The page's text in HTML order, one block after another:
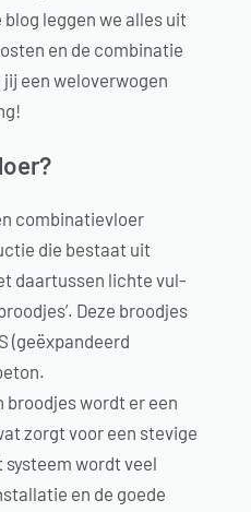
leggen we alles uit
en de combinatie
een weloverwogen
combinatievloer
die bestaat uit
daartussen lichte vul-
Deze broodjes
(geëxpandeerd
broodjes wordt er een
zorgt voor een stevige
systeem wordt veel
en de goede